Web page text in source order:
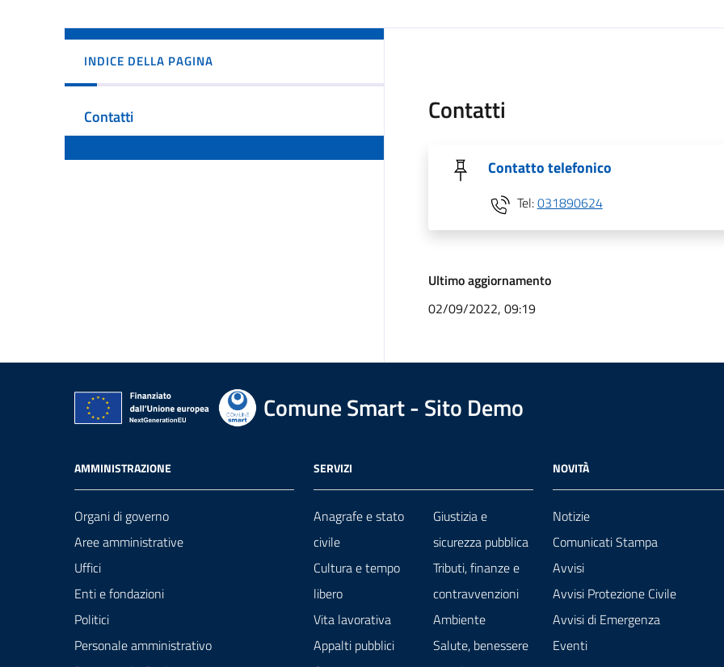
INDICE DELLA PAGINA
Contatti Contatti
Contatto telefonico
Tel:031890624
Ultimo aggiornamento
02/09/2022, 09:19
Comune Smart - Sito Demo
AMMINISTRAZIONE
Organi di governo
Aree amministrative
Uffici
Enti e fondazioni
Politici
Personale amministrativo
SERVIZI
Anagrafe e stato
civile
Cultura e tempo
libero
Vita lavorativa
Appalti pubblici
Giustizia e
sicurezza pubblica
Tributi, finanze e
contravvenzioni
Ambiente
Salute, benessere
NOVITÀ
Notizie
Comunicati Stampa
Avvisi
Avvisi Protezione Civile
Avvisi di Emergenza
Eventi